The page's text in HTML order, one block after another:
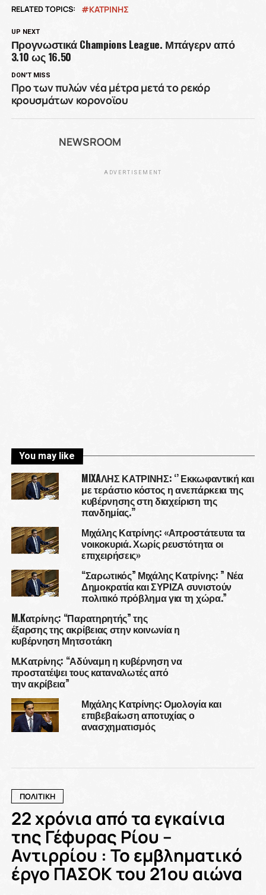
RELATED TOPICS: ΚΑΤΡΙΝΗΣ
UP NEXT
Προγνωστικά Champions League. Μπάγερν από
3.10 ως 16.50
DON'T MISS
Προ των πυλών νέα μέτρα μετά το ρεκόρ
κρουσμάτων κορονοϊου
NEWSROOM
ADVERTISEMENT
You may like
MIXAΛΗΣ ΚΑΤΡΙΝΗΣ: ‘’ Εκκωφαντική και
με τεράστιο κόστος η ανεπάρκεια της
κυβέρνησης στη διαχείριση της
πανδημίας.’’
Μιχάλης Κατρίνης: «Απροστάτευτα τα
νοικοκυριά. Χωρίς ρευστότητα οι
επιχειρήσεις»
“Σαρωτικός” Μιχάλης Κατρίνης: ” Νέα
Δημοκρατία και ΣΥΡΙΖΑ συνιστούν
πολιτικό πρόβλημα για τη χώρα.”
M.Kατρίνης: “Παρατηρητής” της
έξαρσης της ακρίβειας στην κοινωνία η
κυβέρνηση Μητσοτάκη
Μ.Κατρίνης: “Αδύναμη η κυβέρνηση να
προστατέψει τους καταναλωτές από
την ακρίβεια”
Μιχάλης Κατρίνης: Ομολογία και
επιβεβαίωση αποτυχίας ο
ανασχηματισμός
ΠΟΛΙΤΙΚΗ
22 χρόνια από τα εγκαίνια
της Γέφυρας Ρίου –
Αντιρρίου : Το εμβληματικό
έργο ΠΑΣΟΚ του 21ου αιώνα